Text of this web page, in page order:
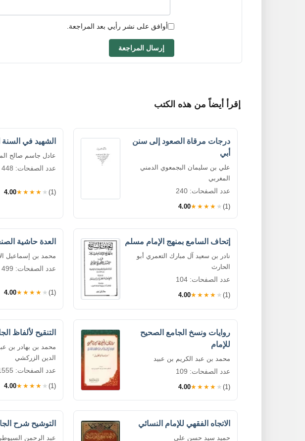
أوافق على نشر رأيي بعد المراجعة.
إرسال المراجعة
إقرأ أيضاً من هذه الكتب
درجات مرقاة الصعود إلى سنن
أبي
علي بن سليمان البجمعوي الدمني
المغربي
عدد الصفحات: 240
4.00★★★★★ (1)
الشهيد في السنة
عادل جاسم صالح
عدد الصفحات: 448
4.00★★★★★ (1)
إتحاف السامع بمنهج الإمام مسلم
نادر بن سعيد آل مبارك التعمري أبو
الحارث
عدد الصفحات: 104
4.00★★★★★ (1)
العدة حاشية
محمد بن إسماعيل
عدد الصفحات: 499
4.00★★★★★ (1)
روايات ونسخ الجامع الصحيح
للإمام
محمد بن عبد الكريم بن عبيد
عدد الصفحات: 109
4.00★★★★★ (1)
التنقيح لألفاظ
محمد بن بهادر بن
الدين الزركشي
عدد الصفحات: 1555
4.00★★★★★ (1)
الاتجاه الفقهي للإمام النسائي
حميد سيد حسن علي
التوشيح شرح
عبد الرحمن